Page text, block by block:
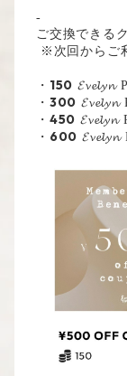
-
ご交換できる
※次回からご
・ 150
・ 300
・ 450
・ 600